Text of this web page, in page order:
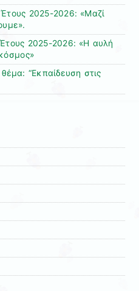
2025-2026: «Μαζί
2025-2026: «Η αυλή
“Εκπαίδευση στις